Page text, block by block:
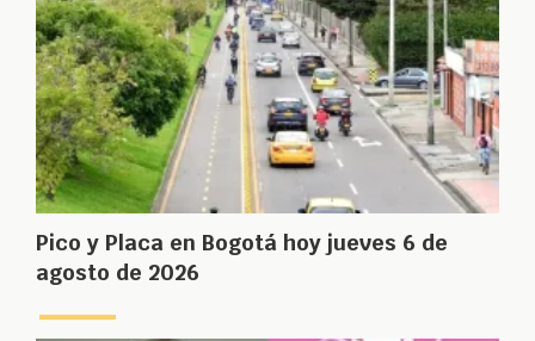
Pico y Placa en Bogotá hoy jueves 6 de
agosto de 2026